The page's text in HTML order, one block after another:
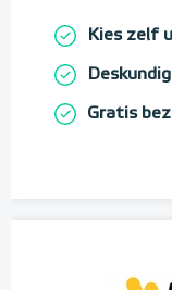
Kies zelf
Gratis